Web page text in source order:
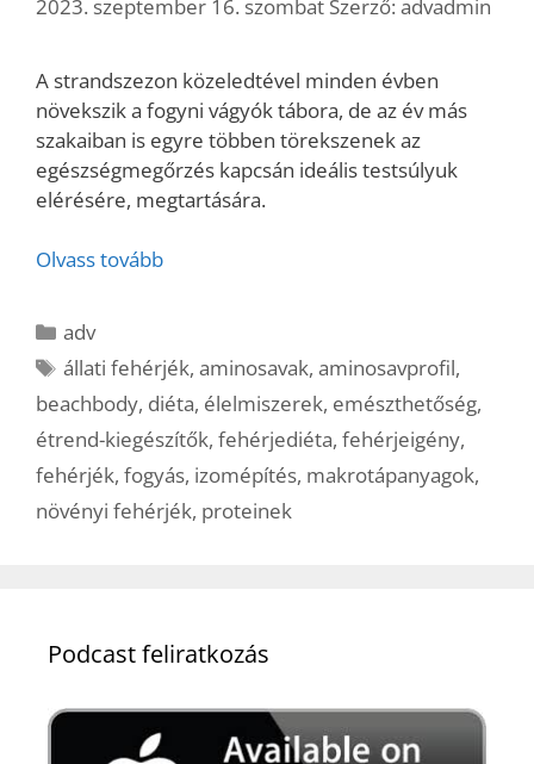
2023. szeptember 16. szombat Szerző: advadmin
A strandszezon közeledtével minden évben
növekszik a fogyni vágyók tábora, de az év más
szakaiban is egyre többen törekszenek az
egészségmegőrzés kapcsán ideális testsúlyuk
elérésére, megtartására.
Olvass tovább
Kategória
adv
Címkék
állati fehérjék,aminosavak,aminosavprofil,
beachbody, diéta, élelmiszerek, emészthetőség,
étrend-kiegészítők, fehérjediéta, fehérjeigény,
fehérjék, fogyás, izomépítés, makrotápanyagok,
növényi fehérjék, proteinek
Podcast feliratkozás